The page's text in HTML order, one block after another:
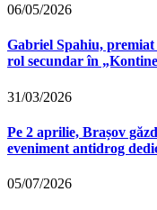
06/05/2026
Gabriel Spahiu,
rol secundar în
31/03/2026
Pe 2 aprilie, Brașov
eveniment antidrog
05/07/2026